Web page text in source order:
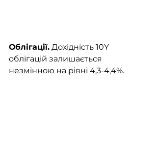
Облігації. Дохідність 10Y
облігацій залишається
незмінною на рівні 4,3-4,4%.